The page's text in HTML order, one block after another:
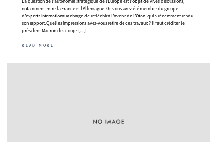
notamment entre la France et l’Allemagne. Or, vous avez été membre du groupe
d’experts internationaux chargé de réfléchir à l’avenir de l’Otan, qui a récemment rendu
son rapport. Quelles impressions avez-vous retiré de ces travaux ? Il faut créditer le
président Macron des coups […]
READ MORE